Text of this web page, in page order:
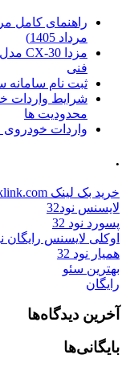
مرداد 1405)
فنی
ثبت نام
شرایط واردات
محدودیت ها
واردات
.
خرید بک لینک behtarinbacklink.com
لایسنس نود32
پسورد نود 32
اوکلی لایسنس رایگان نود
همیار نود 32
بهترین سئو
رایگان
آخرین دیدگاه‌ها
بایگانی‌ها